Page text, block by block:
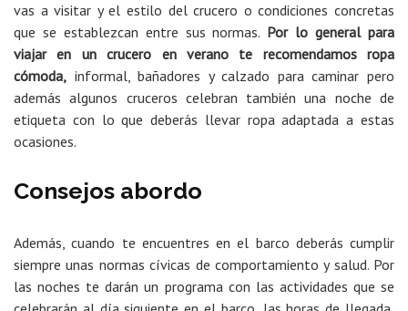
vas a visitar y el estilo del crucero o condiciones concretas
que se establezcan entre sus normas. Por lo general para
viajar en un crucero en verano te recomendamos ropa
cómoda, informal, bañadores y calzado para caminar pero
además algunos cruceros celebran también una noche de
etiqueta con lo que deberás llevar ropa adaptada a estas
ocasiones.
Consejos abordo
Además, cuando te encuentres en el barco deberás cumplir
siempre unas normas cívicas de comportamiento y salud. Por
las noches te darán un programa con las actividades que se